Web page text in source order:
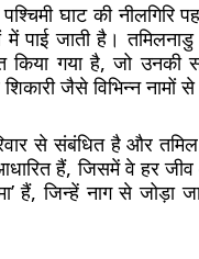
घाट की नीलगिरि
पाई जाती है।
गया है, जो उनकी
जैसे विभिन्न नामों से
से संबंधित है और
हैं, जिसमें वे हर
हैं, जिन्हें नाग से जोड़ा